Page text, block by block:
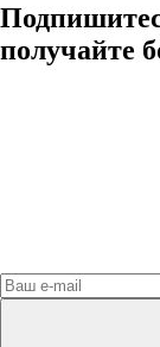
получайте